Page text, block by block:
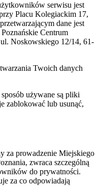
serwisu jest
Placu Kolegiackim 17,
dane jest
Centrum
Noskowskiego 12/14, 61-
Twoich danych
używane są pliki
zablokować lub usunąć,
za prowadzenie Miejskiego
zwraca szczególną
do prywatności.
za co odpowiadają